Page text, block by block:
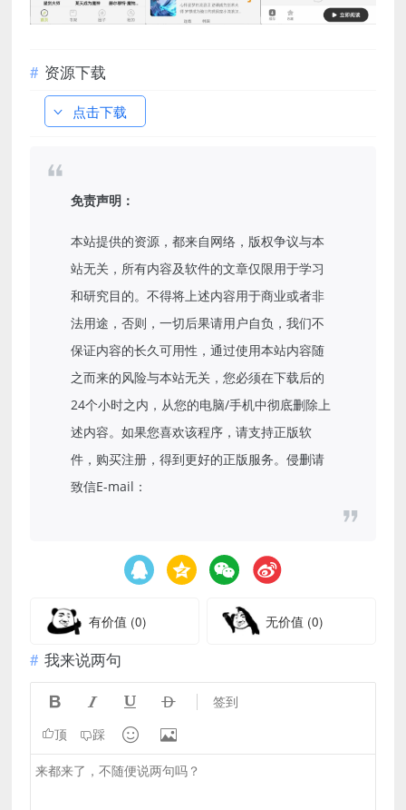
资源下载
点击下载
免责声明：
本站提供的资源，都来自网络，版权争议与本
站无关，所有内容及软件的文章仅限用于学习
和研究目的。不得将上述内容用于商业或者非
法用途，否则，一切后果请用户自负，我们不
保证内容的长久可用性，通过使用本站内容随
之而来的风险与本站无关，您必须在下载后的
24个小时之内，从您的电脑/手机中彻底删除上
述内容。如果您喜欢该程序，请支持正版软
件，购买注册，得到更好的正版服务。侵删请
致信E-mail：
有价值 (0) 无价值 (0)
我来说两句
    签到
顶 踩  